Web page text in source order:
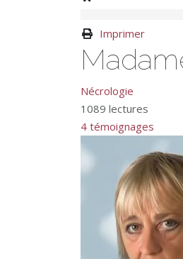
Imprimer
Nécrologie
1089 lectures
4 témoignages